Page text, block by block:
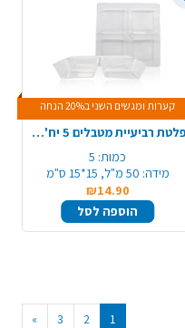
קערות ומגשים השני ב20% הנחה
פלטת רביעיית מטבלים 5 יח' - שקוף
כמות: 5
מידה: 50 מ"ל, 15*15 ס"מ
₪14.90
הוספה לסל
1
2
3
»